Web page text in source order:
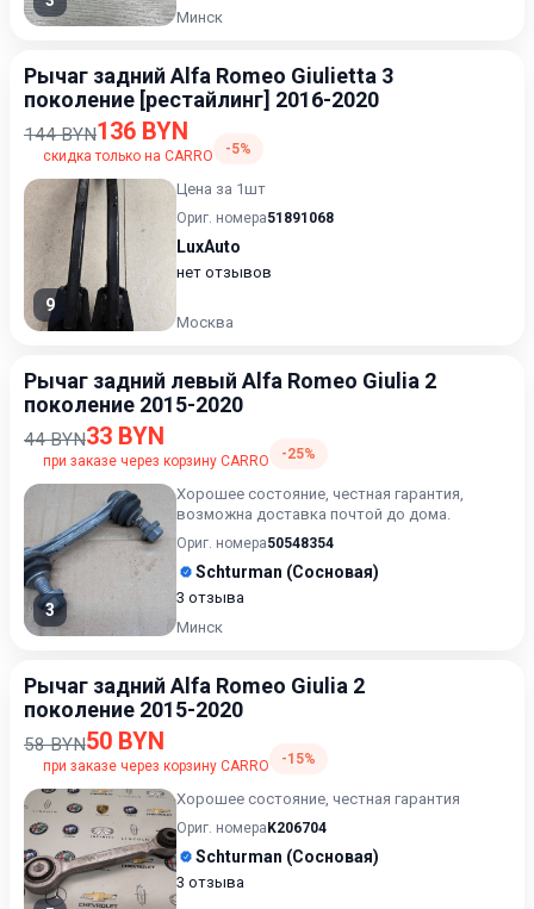
Минск
Рычаг задний Alfa Romeo Giulietta 3
поколение [рестайлинг] 2016-2020
144 BYN136 BYN
скидка только на CARRO -5%
9
Цена за 1шт
Ориг. номера51891068
LuxAuto
нет отзывов
Москва
Рычаг задний левый Alfa Romeo Giulia 2
поколение 2015-2020
44 BYN33 BYN
при заказе через корзину CARRO -25%
3
Хорошее состояние, честная гарантия,
возможна доставка почтой до дома.
Ориг. номера50548354
Schturman (Сосновая)
3 отзыва
Минск
Рычаг задний Alfa Romeo Giulia 2
поколение 2015-2020
58 BYN50 BYN
при заказе через корзину CARRO -15%
Хорошее состояние, честная гарантия
Ориг. номера K206704
Schturman (Сосновая)
3 отзыва